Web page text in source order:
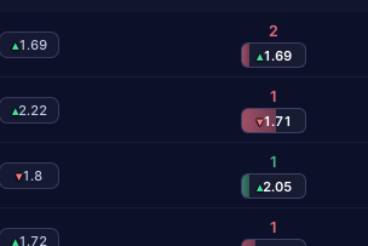
▴1.69
2
▴1.69
▴2.22
1
▾1.71
▾1.8
1
▴2.05
▴1.72
1